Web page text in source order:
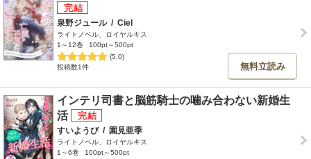
泉野ジュール / Ciel
ライトノベル、ロイヤルキス
1～12巻
100pt～500pt
(5.0)
投稿数1件
無料立読み
インテリ司書と脳筋騎士の噛み合わない新婚生
活
すいようび / 園見亜季
ライトノベル、ロイヤルキス
1～6巻
100pt～500pt